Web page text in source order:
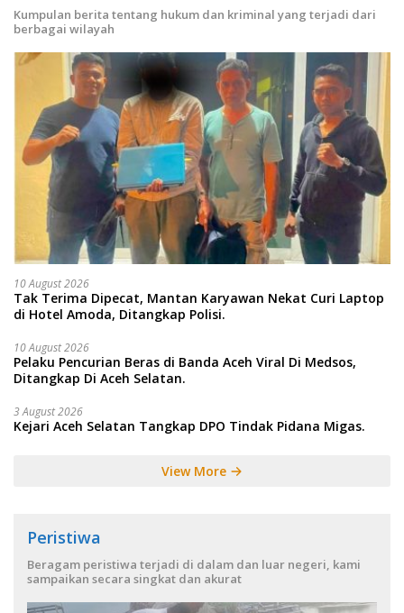
Kumpulan berita tentang hukum dan kriminal yang terjadi dari
berbagai wilayah
10 August 2026
Tak Terima Dipecat, Mantan Karyawan Nekat Curi Laptop
di Hotel Amoda, Ditangkap Polisi.
10 August 2026
Pelaku Pencurian Beras di Banda Aceh Viral Di Medsos,
Ditangkap Di Aceh Selatan.
3 August 2026
Kejari Aceh Selatan Tangkap DPO Tindak Pidana Migas.
View More
Peristiwa
Beragam peristiwa terjadi di dalam dan luar negeri, kami
sampaikan secara singkat dan akurat